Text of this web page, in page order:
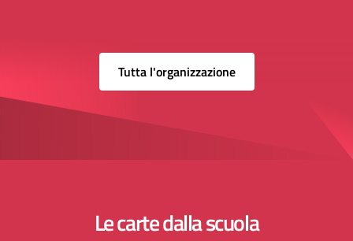
Tutta l'organizzazione
Le carte dalla scuola